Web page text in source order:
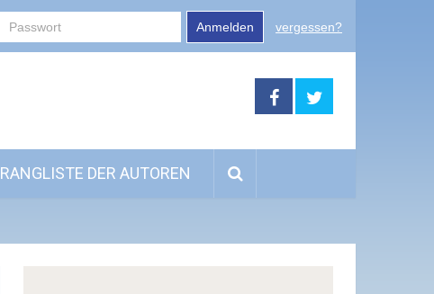
Anmelden vergessen?
RANGLISTE DER AUTOREN